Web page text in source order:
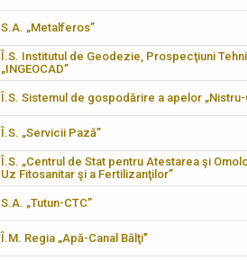
S.A. „Metalferos”
Î.S. Institutul de Geodezie, Prospecţiuni
„INGEOCAD”
Î.S. Sistemul de gospodărire a apelor „Nistru-
Î.S. „Servicii Pază”
Î.S. „Centrul de Stat pentru Atestarea şi
Uz Fitosanitar şi a Fertilizanţilor”
S.A. „Tutun-CTC”
Î.M. Regia „Apă-Canal Bălţi"